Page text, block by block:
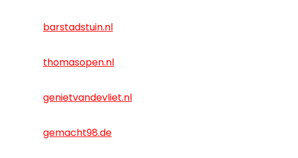
barstadstuin.nl
thomasopen.nl
genietvandevliet.nl
gemacht98.de